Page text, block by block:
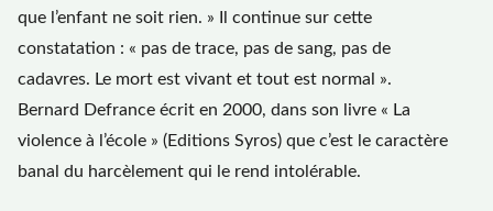
que l’enfant ne soit rien. » Il continue sur cette
constatation : « pas de trace, pas de sang, pas de
cadavres. Le mort est vivant et tout est normal ».
Bernard Defrance écrit en 2000, dans son livre « La
violence à l’école » (Editions Syros) que c’est le caractère
banal du harcèlement qui le rend intolérable.